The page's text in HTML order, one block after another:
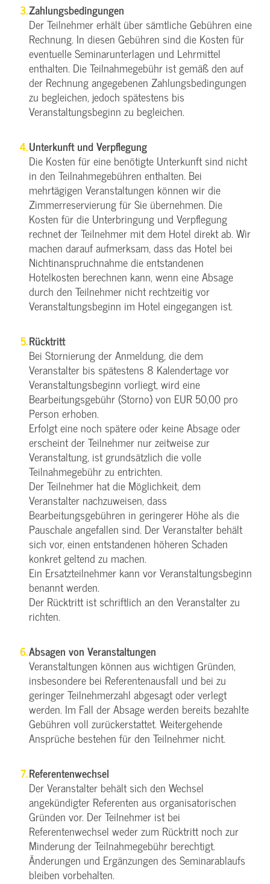
Zahlungsbedingungen
Der Teilnehmer erhält über sämtliche Gebühren eine
Rechnung. In diesen Gebühren sind die Kosten für
eventuelle Seminarunterlagen und Lehrmittel
enthalten. Die Teilnahmegebühr ist gemäß den auf
der Rechnung angegebenen Zahlungsbedingungen
zu begleichen, jedoch spätestens bis
Veranstaltungsbeginn zu begleichen.
Unterkunft und Verpflegung
Die Kosten für eine benötigte Unterkunft sind nicht
in den Teilnahmegebühren enthalten. Bei
mehrtägigen Veranstaltungen können wir die
Zimmerreservierung für Sie übernehmen. Die
Kosten für die Unterbringung und Verpflegung
rechnet der Teilnehmer mit dem Hotel direkt ab. Wir
machen darauf aufmerksam, dass das Hotel bei
Nichtinanspruchnahme die entstandenen
Hotelkosten berechnen kann, wenn eine Absage
durch den Teilnehmer nicht rechtzeitig vor
Veranstaltungsbeginn im Hotel eingegangen ist.
Rücktritt
Bei Stornierung der Anmeldung, die dem
Veranstalter bis spätestens 8 Kalendertage vor
Veranstaltungsbeginn vorliegt, wird eine
Bearbeitungsgebühr (Storno) von EUR 50,00 pro
Person erhoben.
Erfolgt eine noch spätere oder keine Absage oder
erscheint der Teilnehmer nur zeitweise zur
Veranstaltung, ist grundsätzlich die volle
Teilnahmegebühr zu entrichten.
Der Teilnehmer hat die Möglichkeit, dem
Veranstalter nachzuweisen, dass
Bearbeitungsgebühren in geringerer Höhe als die
Pauschale angefallen sind. Der Veranstalter behält
sich vor, einen entstandenen höheren Schaden
konkret geltend zu machen.
Ein Ersatzteilnehmer kann vor Veranstaltungsbeginn
benannt werden.
Der Rücktritt ist schriftlich an den Veranstalter zu
richten.
Absagen von Veranstaltungen
Veranstaltungen können aus wichtigen Gründen,
insbesondere bei Referentenausfall und bei zu
geringer Teilnehmerzahl abgesagt oder verlegt
werden. Im Fall der Absage werden bereits bezahlte
Gebühren voll zurückerstattet. Weitergehende
Ansprüche bestehen für den Teilnehmer nicht.
Referentenwechsel
Der Veranstalter behält sich den Wechsel
angekündigter Referenten aus organisatorischen
Gründen vor. Der Teilnehmer ist bei
Referentenwechsel weder zum Rücktritt noch zur
Minderung der Teilnahmegebühr berechtigt.
Änderungen und Ergänzungen des Seminarablaufs
bleiben vorbehalten.